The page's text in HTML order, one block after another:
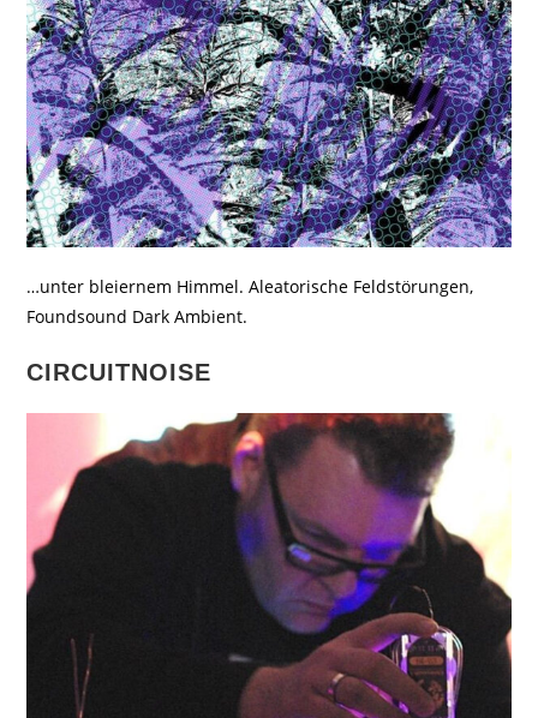
…unter bleiernem Himmel. Aleatorische Feldstörungen,
Foundsound Dark Ambient.
CIRCUITNOISE